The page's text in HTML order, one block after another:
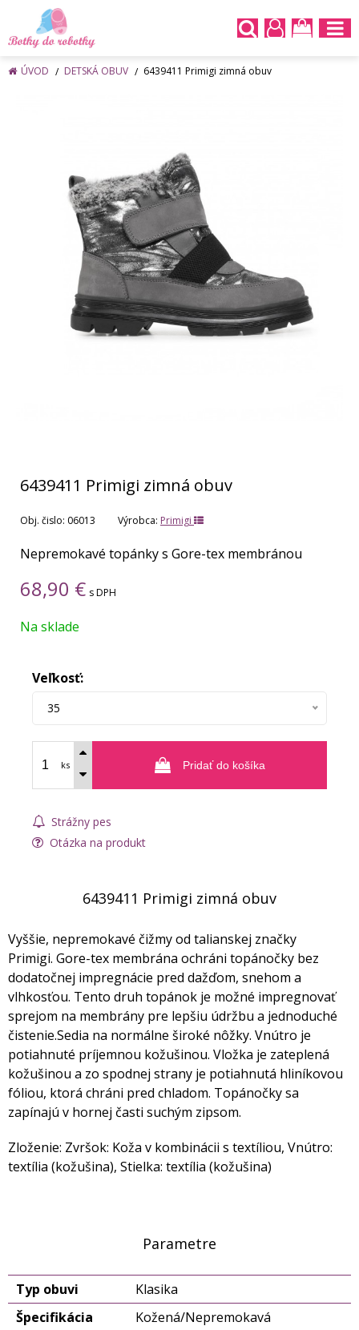
ÚVOD DETSKÁ OBUV 6439411 Primigi zimná obuv
6439411 Primigi zimná obuv
Obj. čislo: 06013 Výrobca: Primigi
Nepremokavé topánky s Gore-tex membránou
68,90 € s DPH
Na sklade
Veľkosť:
35
ks Pridať do košíka
Strážny pes
Otázka na produkt
6439411 Primigi zimná obuv
Vyššie, nepremokavé čižmy od talianskej značky
Primigi. Gore-tex membrána ochráni topánočky bez
dodatočnej impregnácie pred dažďom, snehom a
vlhkosťou. Tento druh topánok je možné impregnovať
sprejom na membrány pre lepšiu údržbu a jednoduché
čistenie.Sedia na normálne široké nôžky. Vnútro je
potiahnuté príjemnou kožušinou. Vložka je zateplená
kožušinou a zo spodnej strany je potiahnutá hliníkovou
fóliou, ktorá chráni pred chladom. Topánočky sa
zapínajú v hornej časti suchým zipsom.
Zloženie: Zvršok: Koža v kombinácii s textíliou, Vnútro:
textília (kožušina), Stielka: textília (kožušina)
Parametre
Typ obuvi
Klasika
Špecifikácia
Kožená/Nepremokavá